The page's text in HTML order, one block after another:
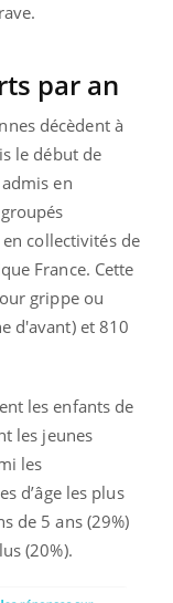
par an
décèdent à
le début de
en
collectivités de
France. Cette
grippe ou
d'avant) et 810
les enfants de
les jeunes
les
d’âge les plus
de 5 ans (29%)
(20%).